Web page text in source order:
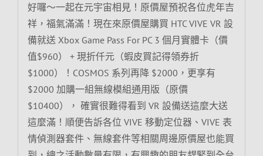
好囉～一起在元宇宙相見！原價屋預祝各位虎年吉
祥，福氣滿滿！現在來原價屋購買 HTC VIVE VR 設
備就送 Xbox Game Pass For PC 3 個月實體卡（價
值$960） + 現折仟元（蝦皮買記得領券折
$1000）！COSMOS 系列再降 $2000，更享有
$2000 加購一組無線模組通用版（原價
$10400）， 確實很難得看到 VR 設備送這麼大送
這麼滿！順便告訴各位 VIVE 移動定位器、VIVE 表
情偵測器套件、無線套件等相關周邊原價屋也能買